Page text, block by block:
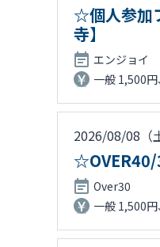
☆個人参加
寺】
エンジョイ
一般 1,500
2026/08/08（
☆OVER40/
Over30
一般 1,500